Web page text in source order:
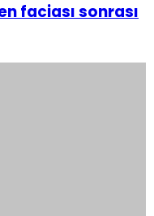
faciası sonrası